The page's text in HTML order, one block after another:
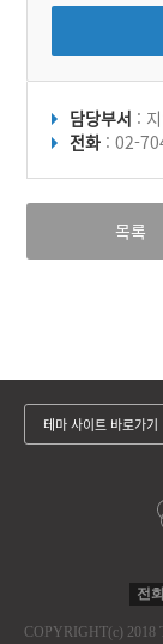
담당부서 :
전화 : 02-
목록
전
COPYRIGHT(c) 2018
테마 사이트 바로가기